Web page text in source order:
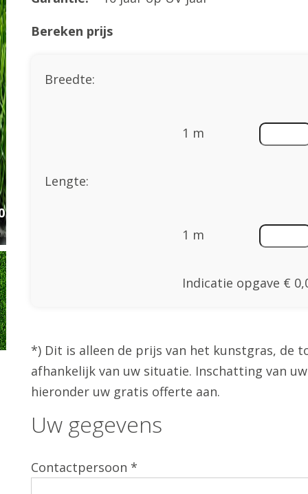
Bereken prijs
Breedte:
1 m
Lengte:
1 m
Indicatie opgave €
*) Dit is alleen de prijs van het kunstgras, de
afhankelijk van uw situatie. Inschatting van
hieronder uw gratis offerte aan.
Uw gegevens
Contactpersoon *